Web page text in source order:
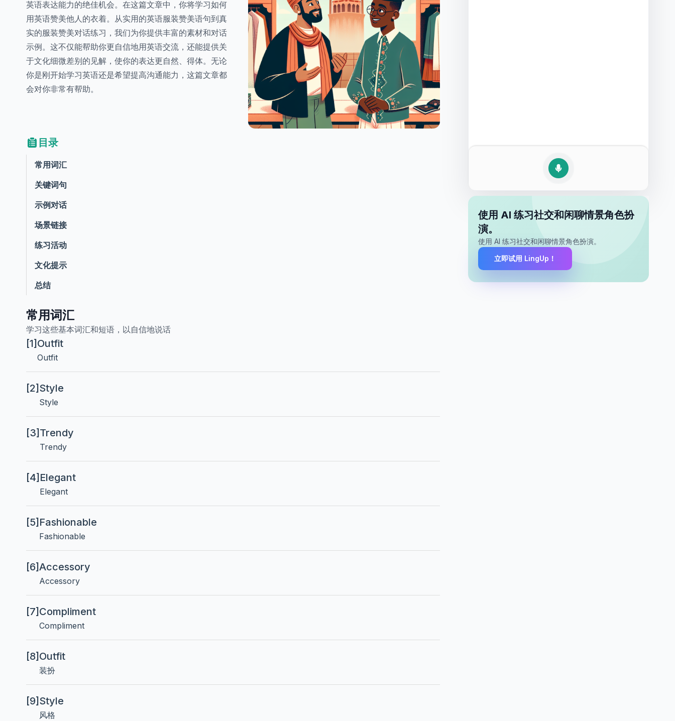
使用 AI 练习社交和闲聊情景角色扮
演。
使用 AI 练习社交和闲聊情景角色扮演。
立即试用 LingUp！
英语表达能力的绝佳机会。在这篇文章中，你将学习如何
用英语赞美他人的衣着。从实用的英语服装赞美语句到真
实的服装赞美对话练习，我们为你提供丰富的素材和对话
示例。这不仅能帮助你更自信地用英语交流，还能提供关
于文化细微差别的见解，使你的表达更自然、得体。无论
你是刚开始学习英语还是希望提高沟通能力，这篇文章都
会对你非常有帮助。
目录
常用词汇
关键词句
示例对话
场景链接
练习活动
文化提示
总结
常用词汇
学习这些基本词汇和短语，以自信地说话
[1] Outfit
Outfit
[2] Style
Style
[3] Trendy
Trendy
[4] Elegant
Elegant
[5] Fashionable
Fashionable
[6]Accessory
Accessory
[7] Compliment
Compliment
[8] Outfit
装扮
[9] Style
风格